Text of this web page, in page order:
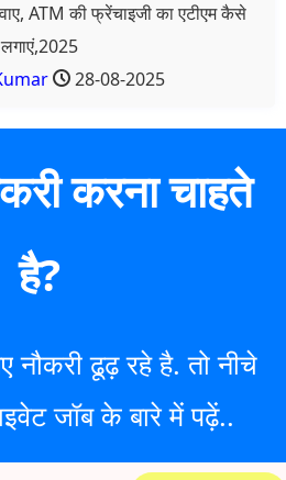
ATM की फ्रेंचाइजी का एटीएम कैसे
लगाएं,2025
28-08-2025
करना चाहते
है?
ढूढ़ रहे है. तो नीचे
जॉब के बारे में पढ़ें..